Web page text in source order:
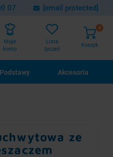
07 [email protected]
Moje
konto
Lista
życzeń
Koszyk
0
Podstawy Akcesoria
ze